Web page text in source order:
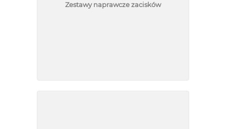
Zestawy naprawcze zacisków